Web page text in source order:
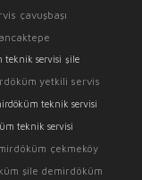
çavuşbaşı
teknik servisi şile
yetkili servis
teknik servisi
teknik servisi
çekmeköy
şile demirdöküm